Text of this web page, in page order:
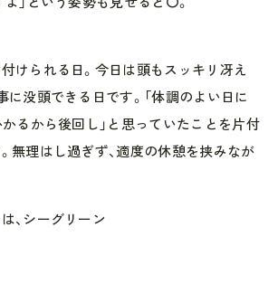
けられる日。今日は頭もスッキリ冴え
に没頭できる日です。「体調のよい日に
かるから後回し」と思っていたことを片付
無理はし過ぎず、適度の休憩を挟みなが
、シーグリーン